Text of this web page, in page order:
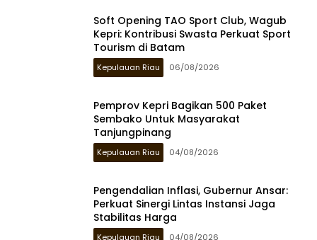
Soft Opening TAO Sport Club, Wagub
Kepri: Kontribusi Swasta Perkuat Sport
Tourism di Batam
Kepulauan Riau 06/08/2026
Pemprov Kepri Bagikan 500 Paket
Sembako Untuk Masyarakat
Tanjungpinang
Kepulauan Riau 04/08/2026
Pengendalian Inflasi, Gubernur Ansar:
Perkuat Sinergi Lintas Instansi Jaga
Stabilitas Harga
Kepulauan Riau 04/08/2026